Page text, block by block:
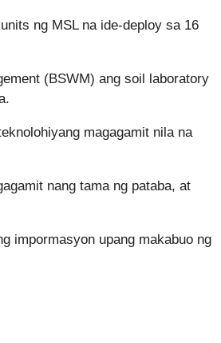
ng MSL na ide-deploy sa 16
(BSWM) ang soil laboratory
magagamit nila na
nang tama ng pataba, at
impormasyon upang makabuo ng